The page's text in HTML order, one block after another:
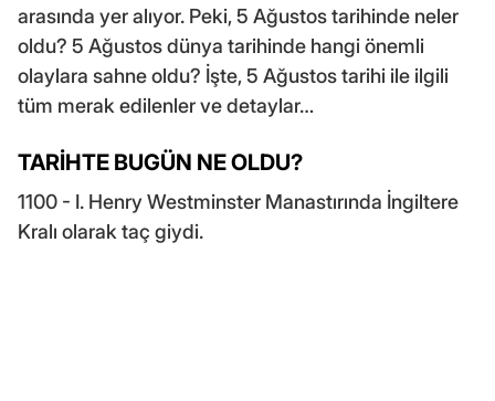
arasında yer alıyor. Peki, 5 Ağustos tarihinde neler
oldu? 5 Ağustos dünya tarihinde hangi önemli
olaylara sahne oldu? İşte, 5 Ağustos tarihi ile ilgili
tüm merak edilenler ve detaylar…
TARİHTE BUGÜN NE OLDU?
1100 - I. Henry Westminster Manastırında İngiltere
Kralı olarak taç giydi.